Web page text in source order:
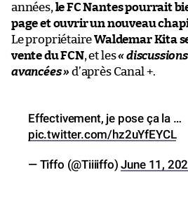
années, le FC Nantes pourrait
page et ouvrir un nouveau
Le propriétaireWaldemar Kita
vente du FCN, et les«
avancées » d’après Canal +.
Effectivement, je pose ça la …
pic.twitter.com/hz2uYfEYCL
— Tiffo (@Tiiiiffo)June 11,